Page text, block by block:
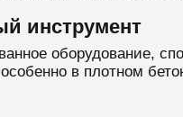
инструмент
оборудование,
в плотном